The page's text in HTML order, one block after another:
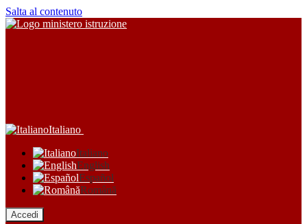
Salta al contenuto
Italiano
Italiano
English
Español
Română
Accedi